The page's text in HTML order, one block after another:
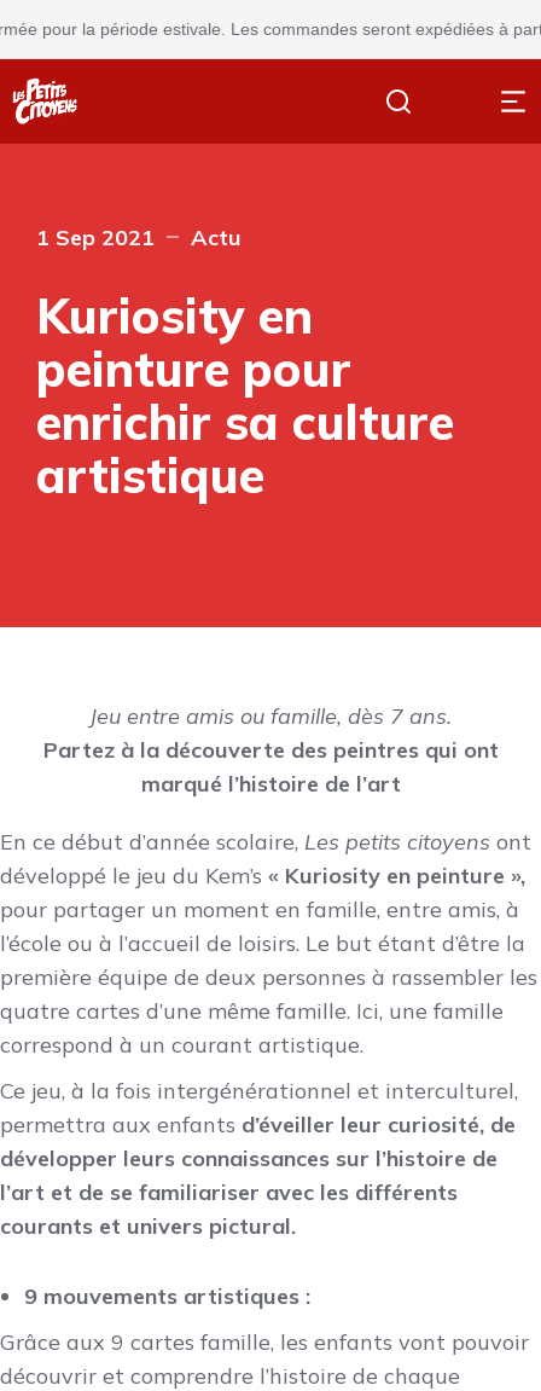
la période estivale. Les commandes seront expédiées à partir
1 Sep 2021 Actu
Kuriosity en
peinture pour
enrichir sa culture
artistique
Jeu entre amis ou famille, dès 7 ans.
Partez à la découverte des peintres qui ont
marqué l’histoire de l’art
En ce début d’année scolaire, Les petits citoyens ont
développé le jeu du Kem’s « Kuriosity en peinture »,
pour partager un moment en famille, entre amis, à
l’école ou à l’accueil de loisirs. Le but étant d’être la
première équipe de deux personnes à rassembler les
quatre cartes d’une même famille. Ici, une famille
correspond à un courant artistique.
Ce jeu, à la fois intergénérationnel et interculturel,
permettra aux enfants d’éveiller leur curiosité, de
développer leurs connaissances sur l’histoire de
l’art et de se familiariser avec les différents
courants et univers pictural.
9 mouvements artistiques :
Grâce aux 9 cartes famille, les enfants vont pouvoir
découvrir et comprendre l’histoire de chaque